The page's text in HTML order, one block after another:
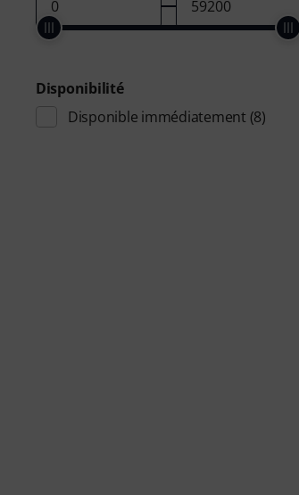
Disponibilité
Disponible immédiatement (8)